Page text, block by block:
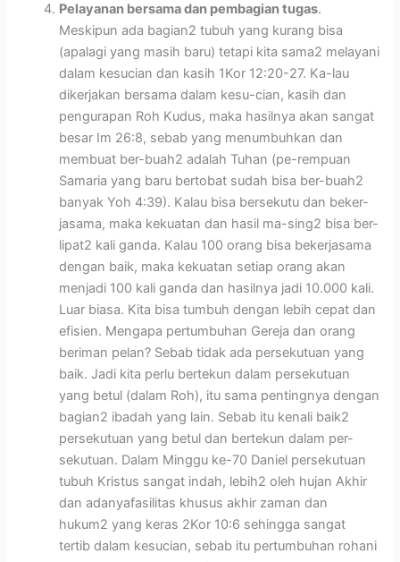
Pelayanan bersama dan pembagian tugas.
Meskipun ada bagian2 tubuh yang kurang bisa
(apalagi yang masih baru) tetapi kita sama2 melayani
dalam kesucian dan kasih 1Kor 12:20-27. Ka-lau
dikerjakan bersama dalam kesu-cian, kasih dan
pengurapan Roh Kudus, maka hasilnya akan sangat
besar Im 26:8, sebab yang menumbuhkan dan
membuat ber-buah2 adalah Tuhan (pe-rempuan
Samaria yang baru bertobat sudah bisa ber-buah2
banyak Yoh 4:39). Kalau bisa bersekutu dan beker-
jasama, maka kekuatan dan hasil ma-sing2 bisa ber-
lipat2 kali ganda. Kalau 100 orang bisa bekerjasama
dengan baik, maka kekuatan setiap orang akan
menjadi 100 kali ganda dan hasilnya jadi 10.000 kali.
Luar biasa. Kita bisa tumbuh dengan lebih cepat dan
efisien. Mengapa pertumbuhan Gereja dan orang
beriman pelan? Sebab tidak ada persekutuan yang
baik. Jadi kita perlu bertekun dalam persekutuan
yang betul (dalam Roh), itu sama pentingnya dengan
bagian2 ibadah yang lain. Sebab itu kenali baik2
persekutuan yang betul dan bertekun dalam per-
sekutuan. Dalam Minggu ke-70 Daniel persekutuan
tubuh Kristus sangat indah, lebih2 oleh hujan Akhir
dan adanyafasilitas khusus akhir zaman dan
hukum2 yang keras 2Kor 10:6 sehingga sangat
tertib dalam kesucian, sebab itu pertumbuhan rohani